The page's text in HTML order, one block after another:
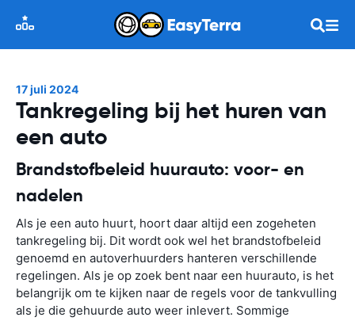
17 juli 2024
Tankregeling bij het huren van
een auto
Brandstofbeleid huurauto: voor- en
nadelen
Als je een auto huurt, hoort daar altijd een zogeheten
tankregeling bij. Dit wordt ook wel het brandstofbeleid
genoemd en autoverhuurders hanteren verschillende
regelingen. Als je op zoek bent naar een huurauto, is het
belangrijk om te kijken naar de regels voor de tankvulling
als je die gehuurde auto weer inlevert. Sommige